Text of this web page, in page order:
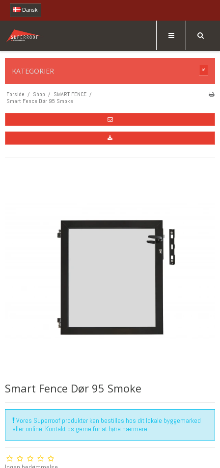
Dansk
KATEGORIER
Forside / Shop / SMART FENCE /
Smart Fence Dør 95 Smoke
Smart Fence Dør 95 Smoke
Vores Superroof produkter kan bestilles hos dit lokale byggemarked
eller online. Kontakt os gerne for at høre nærmere.